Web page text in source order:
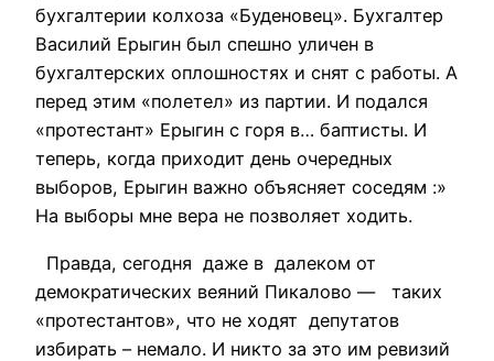
бухгалтерии колхоза «Буденовец». Бухгалтер
Василий Ерыгин был спешно уличен в
бухгалтерских оплошностях и снят с работы. А
перед этим «полетел» из партии. И подался
«протестант» Ерыгин с горя в… баптисты. И
теперь, когда приходит день очередных
выборов, Ерыгин важно объясняет соседям :»
На выборы мне вера не позволяет ходить.
Правда, сегодня даже в далеком от
демократических веяний Пикалово — таких
«протестантов», что не ходят депутатов
избирать – немало. И никто за это им ревизий